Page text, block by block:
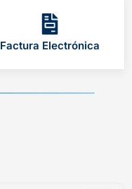
Factura Electrónica